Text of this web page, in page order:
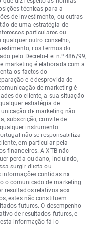
técnicas para a
de investimento, ou outras
de uma estratégia de
particulares ou
qualquer outro conselho,
nos termos do
pelo Decreto-Lei n.º 486/99,
marketing é elaborada com a
os factos do
e é desprovida de
de marketing é
do cliente, a sua situação
estratégia de
de marketing não
subscrição, convite de
instrumento
não se responsabiliza
em particular pela
financeiros. A XTB não
perda ou dano, incluindo,
surgir direta ou
informações contidas na
o comunicado de marketing
resultados relativos aos
estes não constituem
futuros. O desempenho
de resultados futuros, e
informação fá-lo